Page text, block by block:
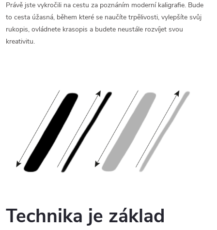
Právě jste vykročili na cestu za poznáním moderní kaligrafie. Bude
to cesta úžasná, během které se naučíte trpělivosti, vylepšíte svůj
rukopis, ovládnete krasopis a budete neustále rozvíjet svou
kreativitu.
Technika je základ